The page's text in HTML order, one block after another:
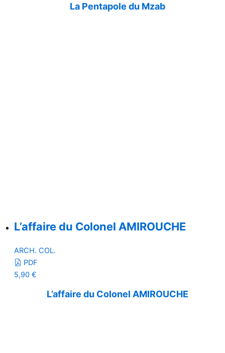
La Pentapole du Mzab
L’affaire du Colonel AMIROUCHE
ARCH. COL.
PDF
5,90 €
L’affaire du Colonel AMIROUCHE